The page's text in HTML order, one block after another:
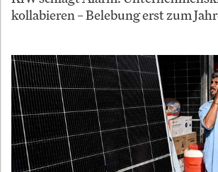
kollabieren – Belebung erst zum